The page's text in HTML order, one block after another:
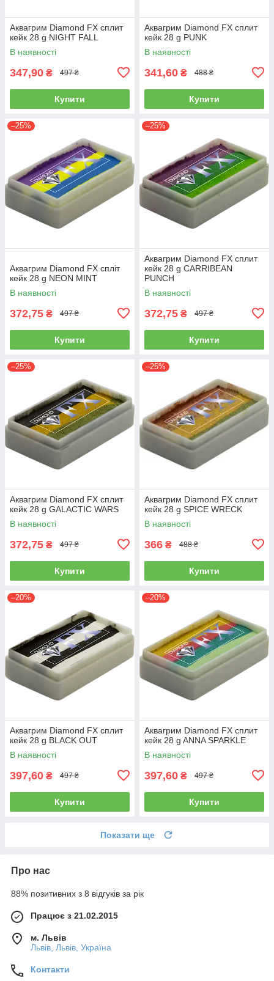
Аквагрим Diamond FX cплит
кейк 28 g NIGHT FALL
В наявності
347,90 ₴ 497 ₴
Купити
Аквагрим Diamond FX cплит
кейк 28 g PUNK
В наявності
341,60 ₴ 488 ₴
Купити
–25%
Аквагрим Diamond FX спліт
кейк 28 g NEON MINT
В наявності
372,75 ₴ 497 ₴
Купити
–25%
Аквагрим Diamond FX cплит
кейк 28 g CARRIBEAN
PUNCH
В наявності
372,75 ₴ 497 ₴
Купити
–25%
Аквагрим Diamond FX cплит
кейк 28 g GALACTIC WARS
В наявності
372,75 ₴ 497 ₴
Купити
–25%
Аквагрим Diamond FX cплит
кейк 28 g SPICE WRECK
В наявності
366 ₴ 488 ₴
Купити
–20%
Аквагрим Diamond FX cплит
кейк 28 g BLACK OUT
В наявності
397,60 ₴ 497 ₴
Купити
–20%
Аквагрим Diamond FX cплит
кейк 28 g ANNA SPARKLE
В наявності
397,60 ₴ 497 ₴
Купити
Показати ще
Про нас
88% позитивних з 8 відгуків за рік
Працює з 21.02.2015
м. Львів
Львів, Львів, Україна
Контакти